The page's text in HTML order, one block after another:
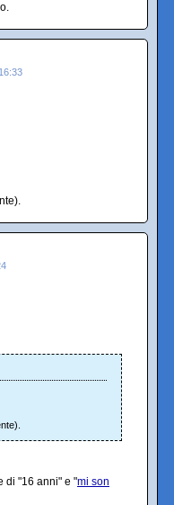
di "16 anni" e "mi son